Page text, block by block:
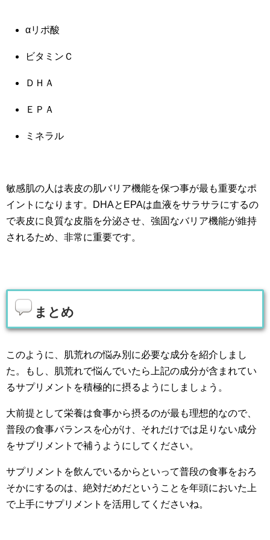
αリポ酸
ビタミンＣ
ＤＨＡ
ＥＰＡ
ミネラル
敏感肌の人は表皮の肌バリア機能を保つ事が最も重要なポ
イントになります。DHAとEPAは血液をサラサラにするの
で表皮に良質な皮脂を分泌させ、強固なバリア機能が維持
されるため、非常に重要です。
まとめ
このように、肌荒れの悩み別に必要な成分を紹介しまし
た。もし、肌荒れで悩んでいたら上記の成分が含まれてい
るサプリメントを積極的に摂るようにしましょう。
大前提として栄養は食事から摂るのが最も理想的なので、
普段の食事バランスを心がけ、それだけでは足りない成分
をサプリメントで補うようにしてください。
サプリメントを飲んでいるからといって普段の食事をおろ
そかにするのは、絶対だめだということを年頭においた上
で上手にサプリメントを活用してくださいね。